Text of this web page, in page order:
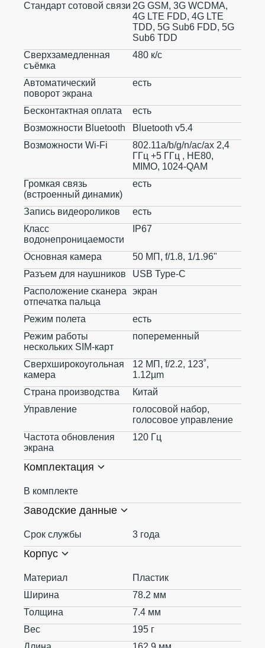
Стандарт сотовой связи 2G GSM, 3G WCDMA,
4G LTE FDD, 4G LTE
TDD, 5G Sub6 FDD, 5G
Sub6 TDD
Сверхзамедленная
съёмка
480 к/с
Автоматический
поворот экрана
есть
Бесконтактная оплата
есть
Возможности Bluetooth
Bluetooth v5.4
Возможности Wi-Fi
802.11a/b/g/n/ac/ax 2,4
ГГц +5 ГГц , HE80,
MIMO, 1024-QAM
Громкая связь
(встроенный динамик)
есть
Запись видеороликов
есть
Класс
водонепроницаемости
IP67
Основная камера
50 МП, f/1.8, 1/1.96"
Разъем для наушников
USB Type-C
Расположение сканера
отпечатка пальца
экран
Режим полета
есть
Режим работы
нескольких SIM-карт
попеременный
Сверхширокоугольная
камера
12 МП, f/2.2, 123˚,
1.12µm
Страна производства
Китай
Управление
голосовой набор,
голосовое управление
Частота обновления
экрана
120 Гц
Комплектация
В комплекте
Заводские данные
Срок службы 3 года
Корпус
Материал
Пластик
Ширина
78.2 мм
Толщина
7.4 мм
Вес
195 г